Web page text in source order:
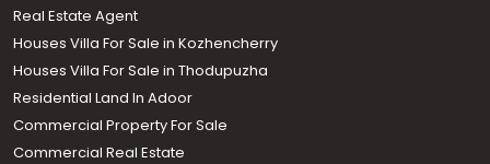
Real Estate Agent
Houses Villa For Sale in Kozhencherry
Houses Villa For Sale in Thodupuzha
Residential Land In Adoor
Commercial Property For Sale
Commercial Real Estate